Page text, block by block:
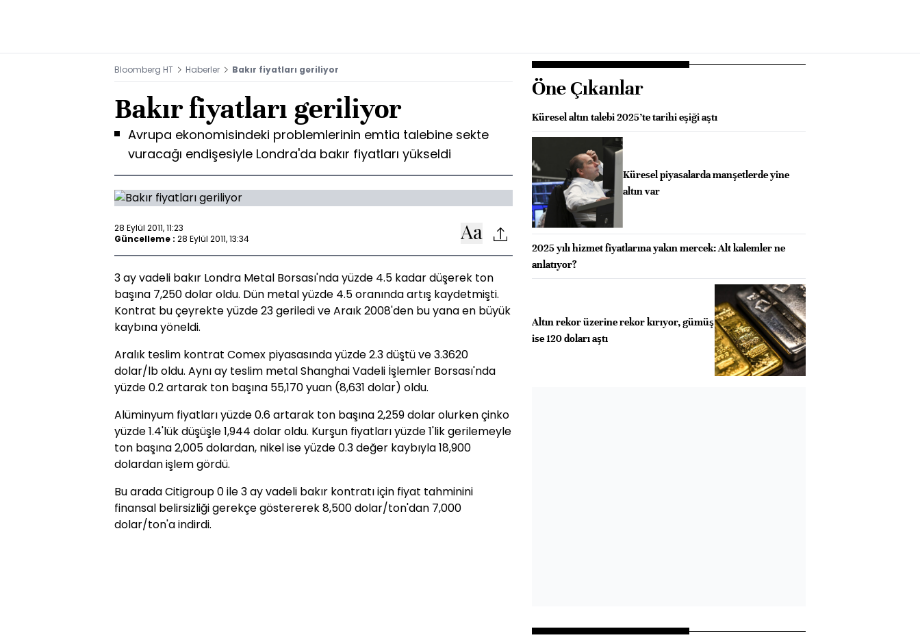
Bloomberg HT Haberler Bakır fiyatları geriliyor
Bakır fiyatları geriliyor
Avrupa ekonomisindeki problemlerinin emtia talebine sekte
vuracağı endişesiyle Londra'da bakır fiyatları yükseldi
28 Eylül 2011, 11:23
Güncelleme : 28 Eylül 2011, 13:34
3 ay vadeli bakır Londra Metal Borsası'nda yüzde 4.5 kadar düşerek ton
başına 7,250 dolar oldu. Dün metal yüzde 4.5 oranında artış kaydetmişti.
Kontrat bu çeyrekte yüzde 23 geriledi ve Araık 2008'den bu yana en büyük
kaybına yöneldi.
Aralık teslim kontrat Comex piyasasında yüzde 2.3 düştü ve 3.3620
dolar/lb oldu. Aynı ay teslim metal Shanghai Vadeli İşlemler Borsası'nda
yüzde 0.2 artarak ton başına 55,170 yuan (8,631 dolar) oldu.
Alüminyum fiyatları yüzde 0.6 artarak ton başına 2,259 dolar olurken çinko
yüzde 1.4'lük düşüşle 1,944 dolar oldu. Kurşun fiyatları yüzde 1'lik gerilemeyle
ton başına 2,005 dolardan, nikel ise yüzde 0.3 değer kaybıyla 18,900
dolardan işlem gördü.
Bu arada Citigroup 0 ile 3 ay vadeli bakır kontratı için fiyat tahminini
finansal belirsizliği gerekçe göstererek 8,500 dolar/ton'dan 7,000
dolar/ton'a indirdi.
Öne Çıkanlar
Küresel altın talebi 2025’te tarihi eşiği aştı
Küresel piyasalarda manşetlerde yine
altın var
2025 yılı hizmet fiyatlarına yakın mercek: Alt kalemler ne
anlatıyor?
Altın rekor üzerine rekor kırıyor, gümüş
ise 120 doları aştı